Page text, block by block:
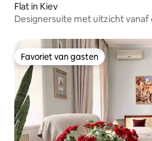
Flat in Kiev
Designersuite met uitzicht vanaf
Favoriet van gasten
Favoriet van gasten